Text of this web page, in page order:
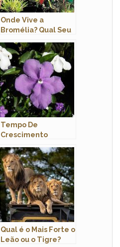
Onde Vive a
Bromélia? Qual Seu
Tempo De
Crescimento
Qual É?
Qual é o Mais Forte o
Leão ou o Tigre?